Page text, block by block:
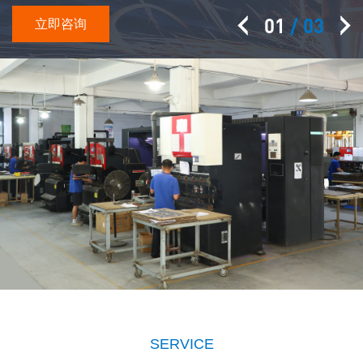
立即咨询
立即咨询 02 / 03
SERVICE